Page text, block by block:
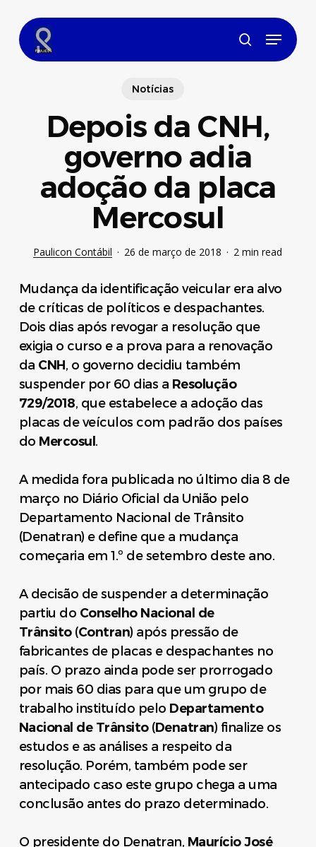
main
content
search
Menu
Notícias
Depois da CNH,
governo adia
adoção da placa
Mercosul
Paulicon Contábil 26 de março de 2018 2 min read
Mudança da identificação veicular era alvo
de críticas de políticos e despachantes.
Dois dias após revogar a resolução que
exigia o curso e a prova para a renovação
da CNH, o governo decidiu também
suspender por 60 dias a Resolução
729/2018, que estabelece a adoção das
placas de veículos com padrão dos países
do Mercosul .
A medida fora publicada no último dia 8 de
março no Diário Oficial da União pelo
Departamento Nacional de Trânsito
(Denatran) e define que a mudança
começaria em 1.º de setembro deste ano.
A decisão de suspender a determinação
partiu do Conselho Nacional de
Trânsito(Contran) após pressão de
fabricantes de placas e despachantes no
país. O prazo ainda pode ser prorrogado
por mais 60 dias para que um grupo de
trabalho instituído pelo Departamento
Nacional de Trânsito(Denatran) finalize os
estudos e as análises a respeito da
resolução. Porém, também pode ser
antecipado caso este grupo chega a uma
conclusão antes do prazo determinado.
O presidente do Denatran, Maurício José